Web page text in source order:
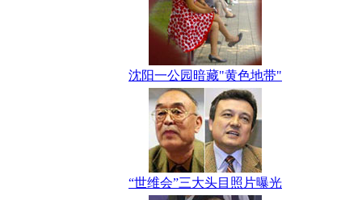
沈阳一公园暗藏"黄色地带"
“世维会”三大头目照片曝光